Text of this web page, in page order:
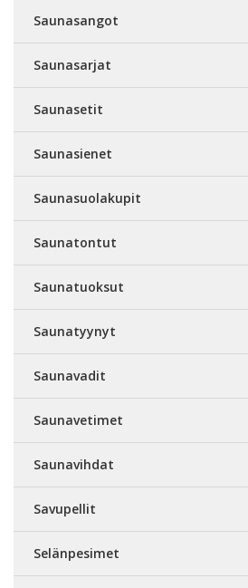
Saunasangot
Saunasarjat
Saunasetit
Saunasienet
Saunasuolakupit
Saunatontut
Saunatuoksut
Saunatyynyt
Saunavadit
Saunavetimet
Saunavihdat
Savupellit
Selänpesimet